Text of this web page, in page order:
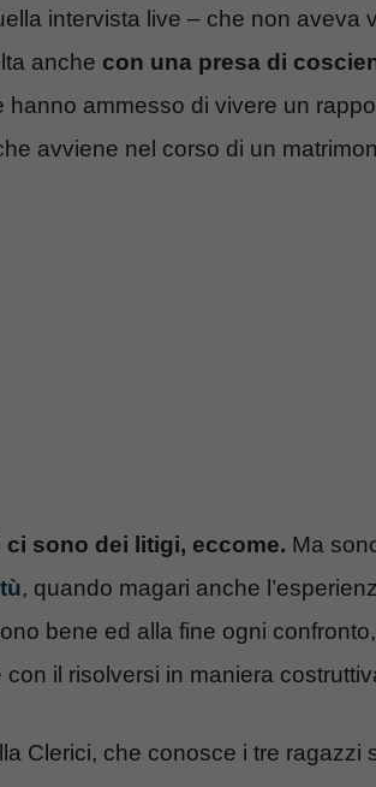
intervista live – che non aveva
anche con una presa di
hanno ammesso di vivere un
avviene nel corso di un
ci sono dei litigi, eccome. Ma
, quando magari anche
bene ed alla fine ogni
con il risolversi in maniera
Clerici, che conosce i tre